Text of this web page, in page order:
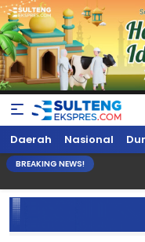
Sultengekspres.com
Berita Seputar
Sulteng
Daerah Nasional
BREAKING NEWS!